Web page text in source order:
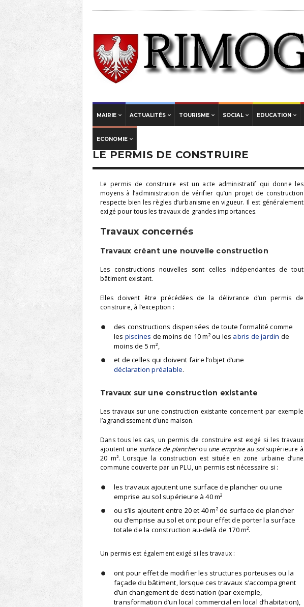
MAIRIE ACTUALITÉS TOURISME SOCIAL EDUCATION
ECONOMIE
LE PERMIS DE CONSTRUIRE
Le permis de construire est un acte administratif qui donne les
moyens à l’administration de vérifier qu’un projet de construction
respecte bien les règles d’urbanisme en vigueur. Il est généralement
exigé pour tous les travaux de grandes importances.
Travaux concernés
Travaux créant une nouvelle construction
Les constructions nouvelles sont celles indépendantes de tout
bâtiment existant.
Elles doivent être précédées de la délivrance d’un permis de
construire, à l’exception :
des constructions dispensées de toute formalité comme
les piscines de moins de 10 m² ou les abris de jardin de
moins de 5 m²,
et de celles qui doivent faire l’objet d’une
déclaration préalable.
Travaux sur une construction existante
Les travaux sur une construction existante concernent par exemple
l’agrandissement d’une maison.
Dans tous les cas, un permis de construire est exigé si les travaux
ajoutent une surface de plancher ou une emprise au sol supérieure à
20 m². Lorsque la construction est située en zone urbaine d’une
commune couverte par un PLU, un permis est nécessaire si :
les travaux ajoutent une surface de plancher ou une
emprise au sol supérieure à 40 m²
ou s’ils ajoutent entre 20 et 40 m² de surface de plancher
ou d’emprise au sol et ont pour effet de porter la surface
totale de la construction au-delà de 170 m².
Un permis est également exigé si les travaux :
ont pour effet de modifier les structures porteuses ou la
façade du bâtiment, lorsque ces travaux s’accompagnent
d’un changement de destination (par exemple,
transformation d’un local commercial en local d’habitation),